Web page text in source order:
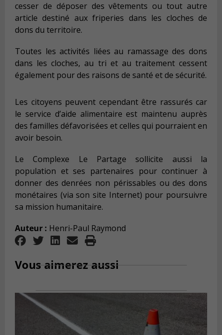
cesser de déposer des vêtements ou tout autre
article destiné aux friperies dans les cloches de
dons du territoire.
Toutes les activités liées au ramassage des dons
dans les cloches, au tri et au traitement cessent
également pour des raisons de santé et de sécurité.
Les citoyens peuvent cependant être rassurés car
le service d’aide alimentaire est maintenu auprès
des familles défavorisées et celles qui pourraient en
avoir besoin.
Le Complexe Le Partage sollicite aussi la
population et ses partenaires pour continuer à
donner des denrées non périssables ou des dons
monétaires (via son site Internet) pour poursuivre
sa mission humanitaire.
Auteur : Henri-Paul Raymond
Vous aimerez aussi